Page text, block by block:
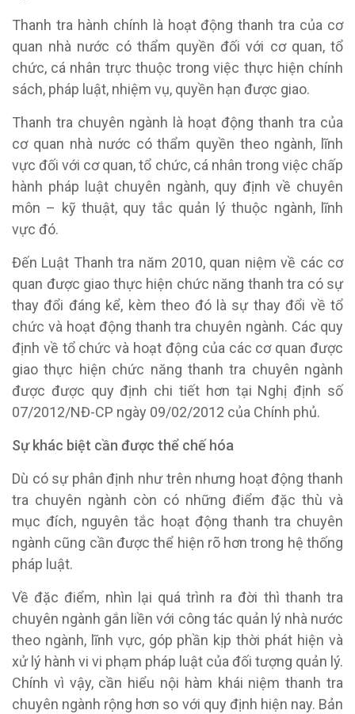
Thanh tra hành chính là hoạt động thanh tra của cơ
quan nhà nước có thẩm quyền đối với cơ quan, tổ
chức, cá nhân trực thuộc trong việc thực hiện chính
sách, pháp luật, nhiệm vụ, quyền hạn được giao.
Thanh tra chuyên ngành là hoạt động thanh tra của
cơ quan nhà nước có thẩm quyền theo ngành, lĩnh
vực đối với cơ quan, tổ chức, cá nhân trong việc chấp
hành pháp luật chuyên ngành, quy định về chuyên
môn – kỹ thuật, quy tắc quản lý thuộc ngành, lĩnh
vực đó.
Đến Luật Thanh tra năm 2010, quan niệm về các cơ
quan được giao thực hiện chức năng thanh tra có sự
thay đổi đáng kể, kèm theo đó là sự thay đổi về tổ
chức và hoạt động thanh tra chuyên ngành. Các quy
định về tổ chức và hoạt động của các cơ quan được
giao thực hiện chức năng thanh tra chuyên ngành
được được quy định chi tiết hơn tại Nghị định số
07/2012/NĐ-CP ngày 09/02/2012 của Chính phủ.
Sự khác biệt cần được thể chế hóa
Dù có sự phân định như trên nhưng hoạt động thanh
tra chuyên ngành còn có những điểm đặc thù và
mục đích, nguyên tắc hoạt động thanh tra chuyên
ngành cũng cần được thể hiện rõ hơn trong hệ thống
pháp luật.
Về đặc điểm, nhìn lại quá trình ra đời thì thanh tra
chuyên ngành gắn liền với công tác quản lý nhà nước
theo ngành, lĩnh vực, góp phần kịp thời phát hiện và
xử lý hành vi vi phạm pháp luật của đối tượng quản lý.
Chính vì vậy, cần hiểu nội hàm khái niệm thanh tra
chuyên ngành rộng hơn so với quy định hiện nay. Bản